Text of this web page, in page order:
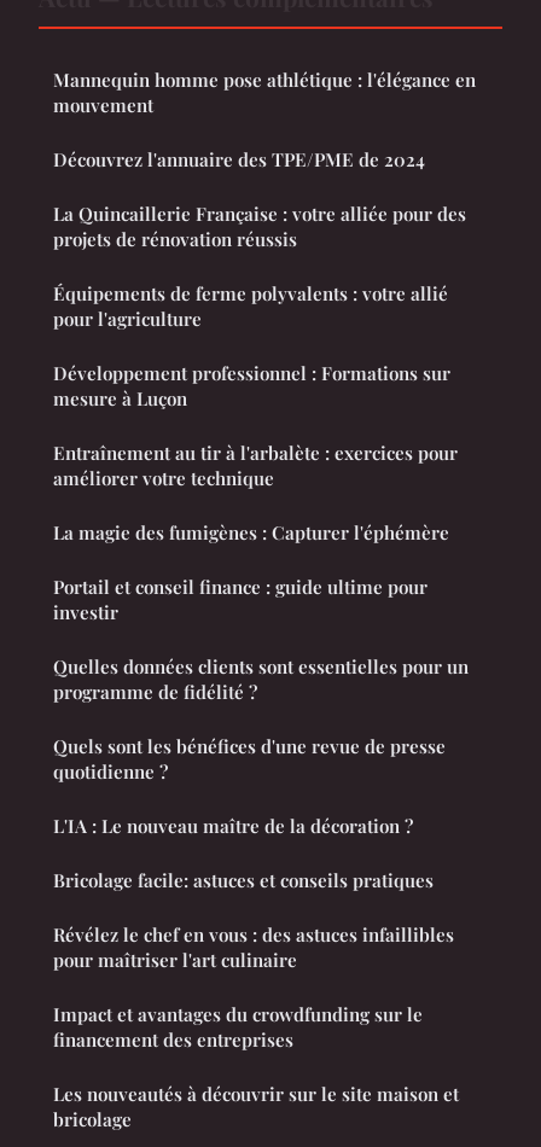
Mannequin homme pose athlétique : l'élégance en
mouvement
Découvrez l'annuaire des TPE/PME de 2024
La Quincaillerie Française : votre alliée pour des
projets de rénovation réussis
Équipements de ferme polyvalents : votre allié
pour l'agriculture
Développement professionnel : Formations sur
mesure à Luçon
Entraînement au tir à l'arbalète : exercices pour
améliorer votre technique
La magie des fumigènes : Capturer l'éphémère
Portail et conseil finance : guide ultime pour
investir
Quelles données clients sont essentielles pour un
programme de fidélité ?
Quels sont les bénéfices d'une revue de presse
quotidienne ?
L'IA : Le nouveau maître de la décoration ?
Bricolage facile: astuces et conseils pratiques
Révélez le chef en vous : des astuces infaillibles
pour maîtriser l'art culinaire
Impact et avantages du crowdfunding sur le
financement des entreprises
Les nouveautés à découvrir sur le site maison et
bricolage